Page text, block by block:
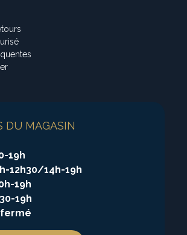
DU MAGASIN
19h
12h30/14h-19h
19h
19h
fermé